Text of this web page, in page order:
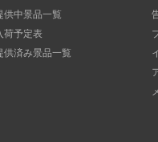
供中景品一覧
荷予定表
供済み景品一覧